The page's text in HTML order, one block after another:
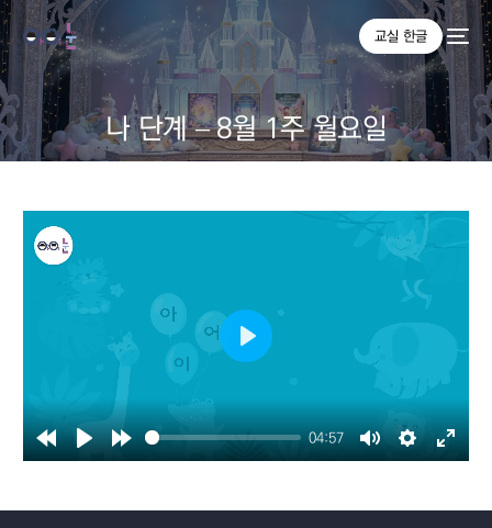
교실 한글
나 단계 – 8월 1주 월요일
Rewind
Play Forward
04:57
MuteSettings
Enter
Play